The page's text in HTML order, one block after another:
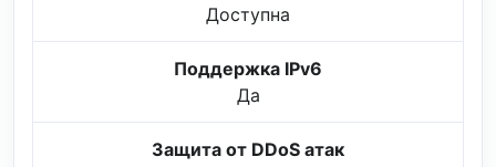
Доступна
Поддержка IPv6
Да
Защита от DDoS атак